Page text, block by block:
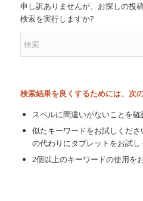
申し訳ありませんが、お探しの投
検索を実行しますか?
検索結果を良くするためには、次
スペルに間違いがないことを確
似たキーワードをお試しくだ
の代わりにタブレットをお試し
2個以上のキーワードの使用を